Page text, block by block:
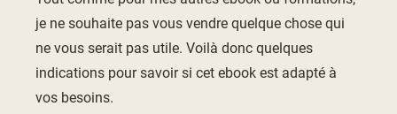
je ne souhaite pas vous vendre quelque chose qui
ne vous serait pas utile. Voilà donc quelques
indications pour savoir si cet ebook est adapté à
vos besoins.